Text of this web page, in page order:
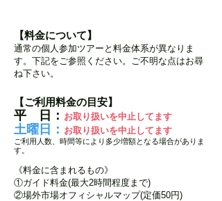
【料金について】
通常の個人参加ツアーと料金体系が異なりま
す。下記をご参照ください。ご不明な点はお尋
ね下さい。
【ご利用料金の目安】
平 日： お取り扱いを中止してます
土曜日： お取り扱いを中止してます
​ご利用人数、時間等により多少増額となる場合がありま
す。
《料金に含まれるもの》
①ガイド料金(最大2時間程度まで)
②場外市場オフィシャルマップ(定価50円)